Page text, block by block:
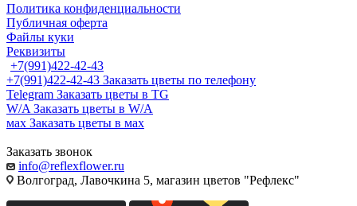
Политика конфиденциальности
Публичная оферта
Файлы куки
Реквизиты
+7(991)422-42-43
+7(991)422-42-43 Заказать цветы по телефону
Telegram Заказать цветы в TG
W/A Заказать цветы в W/A
мах Заказать цветы в мах
Заказать звонок
info@reflexflower.ru
Волгоград, Лавочкина 5, магазин цветов "Рефлекс"